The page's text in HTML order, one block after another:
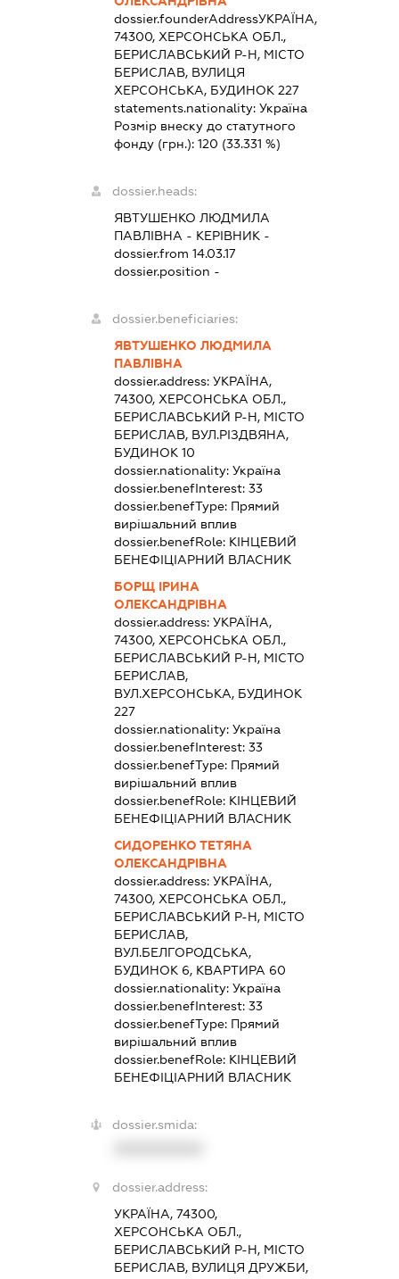
dossier.founderAddressУКРАЇНА,
74300, ХЕРСОНСЬКА ОБЛ.,
БЕРИСЛАВСЬКИЙ Р-Н, МІСТО
БЕРИСЛАВ, ВУЛИЦЯ
ХЕРСОНСЬКА, БУДИНОК 227
statements.nationality:Україна
Розмір внеску до статутного
фонду (грн.):120 (33.331 %)
dossier.heads:
ЯВТУШЕНКО ЛЮДМИЛА
ПАВЛІВНА - КЕРІВНИК -
dossier.from 14.03.17
dossier.position -
dossier.beneficiaries:
ЯВТУШЕНКО ЛЮДМИЛА
ПАВЛІВНА
dossier.address:УКРАЇНА,
74300, ХЕРСОНСЬКА ОБЛ.,
БЕРИСЛАВСЬКИЙ Р-Н, МІСТО
БЕРИСЛАВ, ВУЛ.РІЗДВЯНА,
БУДИНОК 10
dossier.nationality:Україна
dossier.benefInterest:33
dossier.benefType: Прямий
вирішальний вплив
dossier.benefRole: КІНЦЕВИЙ
БЕНЕФІЦІАРНИЙ ВЛАСНИК
БОРЩ ІРИНА
ОЛЕКСАНДРІВНА
dossier.address:УКРАЇНА,
74300, ХЕРСОНСЬКА ОБЛ.,
БЕРИСЛАВСЬКИЙ Р-Н, МІСТО
БЕРИСЛАВ,
ВУЛ.ХЕРСОНСЬКА, БУДИНОК
227
dossier.nationality:Україна
dossier.benefInterest:33
dossier.benefType: Прямий
вирішальний вплив
dossier.benefRole: КІНЦЕВИЙ
БЕНЕФІЦІАРНИЙ ВЛАСНИК
СИДОРЕНКО ТЕТЯНА
ОЛЕКСАНДРІВНА
dossier.address:УКРАЇНА,
74300, ХЕРСОНСЬКА ОБЛ.,
БЕРИСЛАВСЬКИЙ Р-Н, МІСТО
БЕРИСЛАВ,
ВУЛ.БЕЛГОРОДСЬКА,
БУДИНОК 6, КВАРТИРА 60
dossier.nationality:Україна
dossier.benefInterest:33
dossier.benefType: Прямий
вирішальний вплив
dossier.benefRole: КІНЦЕВИЙ
БЕНЕФІЦІАРНИЙ ВЛАСНИК
dossier.smida:
dossier.address:
УКРАЇНА, 74300,
ХЕРСОНСЬКА ОБЛ.,
БЕРИСЛАВСЬКИЙ Р-Н, МІСТО
БЕРИСЛАВ, ВУЛИЦЯ ДРУЖБИ,